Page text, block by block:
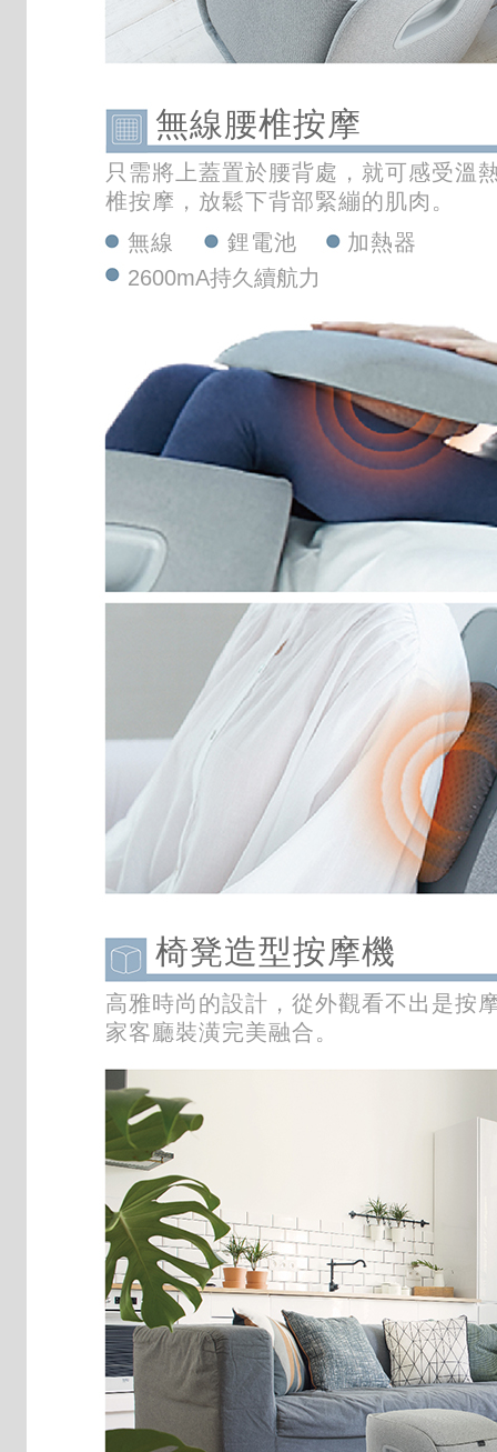
無線腰椎按摩
只需將上蓋置於腰背處，就可感受溫
椎按摩，放鬆下背部緊繃的肌肉。
無線
鋰電池
加熱器
2600mA持久續航力
椅凳造型按摩機
高雅時尚的設計，從外觀看不出是按
家客廳裝潢完美融合。